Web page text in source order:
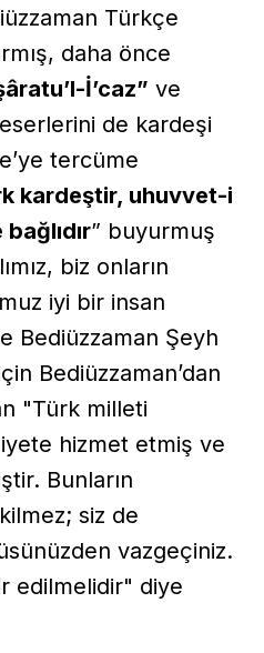
Türkçe
daha önce
İ’caz” ve
de kardeşi
tercüme
kardeştir, uhuvvet-i
” buyurmuş
biz onların
iyi bir insan
Bediüzzaman Şeyh
Bediüzzaman’dan
"Türk milleti
hizmet etmiş ve
Bunların
siz de
vazgeçiniz.
edilmelidir" diye